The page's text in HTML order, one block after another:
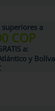
a
COP
a:
y